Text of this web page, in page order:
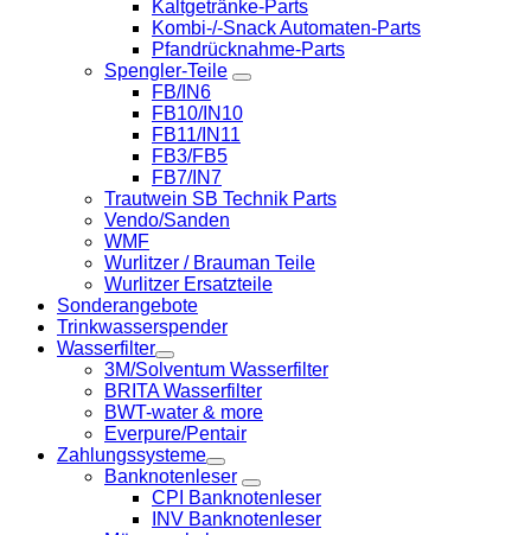
Kaltgetränke-Parts
Kombi-/-Snack Automaten-Parts
Pfandrücknahme-Parts
Spengler-Teile
FB/IN6
FB10/IN10
FB11/IN11
FB3/FB5
FB7/IN7
Trautwein SB Technik Parts
Vendo/Sanden
WMF
Wurlitzer / Brauman Teile
Wurlitzer Ersatzteile
Sonderangebote
Trinkwasserspender
Wasserfilter
3M/Solventum Wasserfilter
BRITA Wasserfilter
BWT-water & more
Everpure/Pentair
Zahlungssysteme
Banknotenleser
CPI Banknotenleser
INV Banknotenleser